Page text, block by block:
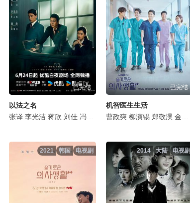
翟子路 王晓晨 扈耀之 王海燕 李泽锋 孙浩 姬他 张国强 王丽坤
已完结
以法之名
张译 李光洁 蒋欣 刘佳 冯嘉怡 丁勇岱 杨烁 施京明 王劲松
已完结
机智医生生活
曹政奭 柳演锡 郑敬淏 金大明
电视剧
韩国
2021 电视剧
大陆
2014